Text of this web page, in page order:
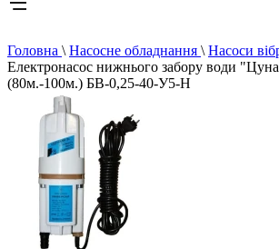
Головна \ Насосне обладнання \ Насоси
Електронасос нижнього забору води
(80м.-100м.) БВ-0,25-40-У5-Н